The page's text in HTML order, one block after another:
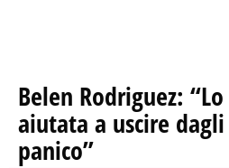
Belen Rodriguez:
aiutata a uscire
panico”